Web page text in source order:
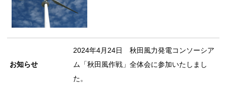
お知らせ
2024年4月24日 秋田風力発電コンソーシア
ム「秋田風作戦」全体会に参加いたしまし
た。